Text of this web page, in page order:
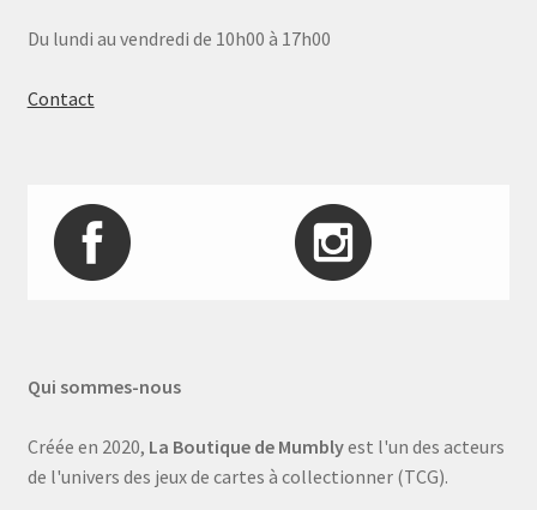
Du lundi au vendredi de 10h00 à 17h00
Contact
Qui sommes-nous
Créée en 2020, La Boutique de Mumblyest l'un des acteurs
de l'univers des jeux de cartes à collectionner (TCG).